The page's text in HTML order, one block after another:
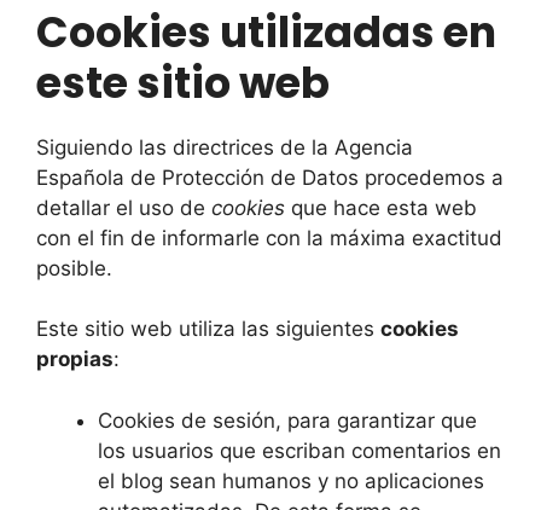
Cookies utilizadas en
este sitio web
Siguiendo las directrices de la Agencia
Española de Protección de Datos procedemos a
detallar el uso de cookies que hace esta web
con el fin de informarle con la máxima exactitud
posible.
Este sitio web utiliza las siguientes cookies
propias:
Cookies de sesión, para garantizar que
los usuarios que escriban comentarios en
el blog sean humanos y no aplicaciones